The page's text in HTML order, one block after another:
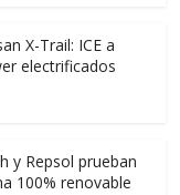
X-Trail: ICE a
electrificados
y Repsol prueban
100% renovable